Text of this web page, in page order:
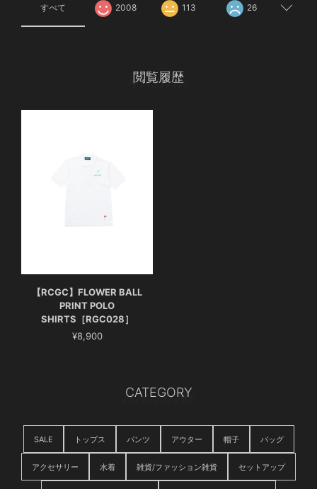
すべて 2008 113 26
閲覧履歴
【RCGC】FLOWER BALL
PRINT POLO
SHIRTS［RGC028］
¥8,900
CATEGORY
SALE トップス パンツ アウター 帽子 バッグ
アクセサリー 水着 雑貨/ファッション雑貨 セットアップ